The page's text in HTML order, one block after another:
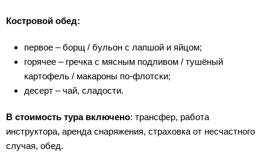
Костровой обед:
первое – борщ / бульон с лапшой и яйцом;
горячее – гречка с мясным подливом / тушёный
картофель / макароны по-флотски;
десерт – чай, сладости.
В стоимость тура включено: трансфер, работа
инструктора, аренда снаряжения, страховка от несчастного
случая, обед.